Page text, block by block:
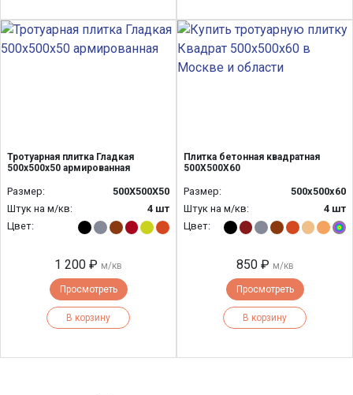
Тротуарная плитка Гладкая
500х500х50 армированная
Размер:
500Х500Х50
Штук на м/кв:
4 шт
Цвет:
1 200 ₽ м/кв
Просмотреть
В корзину
Плитка бетонная квадратная
500Х500Х60
Размер:
500х500х60
Штук на м/кв:
4 шт
Цвет:
850 ₽ м/кв
Просмотреть
В корзину